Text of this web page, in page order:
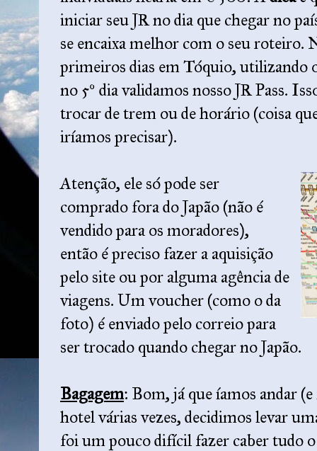
iniciar seu JR no dia que chegar no
se encaixa melhor com o seu roteiro.
primeiros dias em Tóquio, utilizando
no 5º dia validamos nosso JR Pass.
trocar de trem ou de horário (coisa
iríamos precisar).
Atenção, ele só pode ser
comprado fora do Japão (não é
vendido para os moradores),
então é preciso fazer a aquisição
pelo site ou por alguma agência de
viagens. Um voucher (como o da
foto) é enviado pelo correio para
ser trocado quando chegar no Japão.
Bagagem: Bom, já que íamos andar
hotel várias vezes, decidimos levar
foi um pouco difícil fazer caber tudo